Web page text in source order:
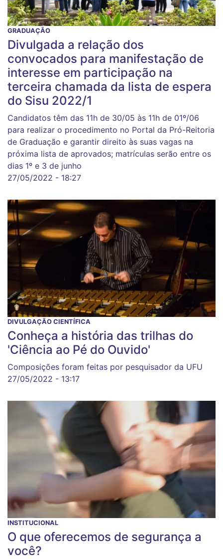
GRADUAÇÃO
Divulgada a relação dos
convocados para manifestação de
interesse em participação na
terceira chamada da lista de espera
do Sisu 2022/1
Candidatos têm das 11h de 30/05 às 11h de 01º/06
para realizar o procedimento no Portal da Pró-Reitoria
de Graduação e garantir direito às suas vagas na
próxima lista de aprovados; matrículas serão entre os
dias 1º e 3 de junho
27/05/2022 - 18:27
DIVULGAÇÃO CIENTÍFICA
Conheça a história das trilhas do
'Ciência ao Pé do Ouvido'
Composições foram feitas por pesquisador da UFU
27/05/2022 - 13:17
INSTITUCIONAL
O que oferecemos de segurança a
você?